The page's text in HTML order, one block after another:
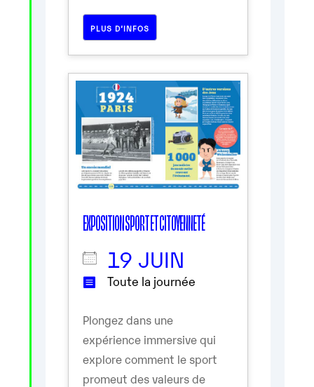
PLUS D’INFOS
EXPOSITION SPORT ET CITOYENNETÉ
19 JUIN
Toute la journée
Plongez dans une
expérience immersive qui
explore comment le sport
promeut des valeurs de